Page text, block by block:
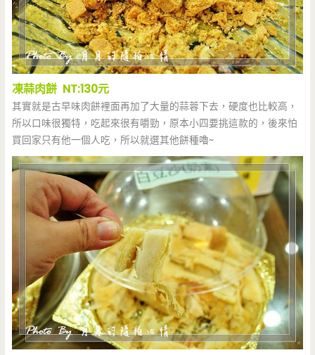
凍蒜肉餅 NT:130元
其實就是古早味肉餅裡面再加了大量的蒜蓉下去，硬度也比較高，
所以口味很獨特，吃起來很有嚼勁，原本小四要挑這款的，後來怕
買回家只有他一個人吃，所以就選其他餅種嚕~